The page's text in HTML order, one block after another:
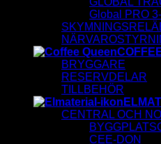
Global PRO
BRYGGARE
RESERVDELAR
TILLBEHÖR
CENTRAL OCH
CEE-DON